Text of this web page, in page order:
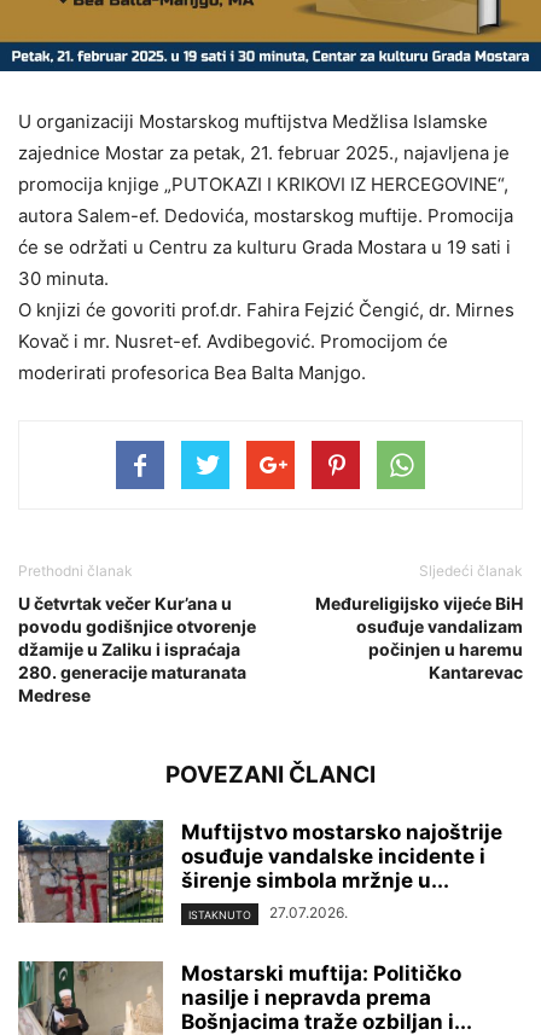
U organizaciji Mostarskog muftijstva Medžlisa Islamske
zajednice Mostar za petak, 21. februar 2025., najavljena je
promocija knjige „PUTOKAZI I KRIKOVI IZ HERCEGOVINE“,
autora Salem-ef. Dedovića, mostarskog muftije. Promocija
će se održati u Centru za kulturu Grada Mostara u 19 sati i
30 minuta.
O knjizi će govoriti prof.dr. Fahira Fejzić Čengić, dr. Mirnes
Kovač i mr. Nusret-ef. Avdibegović. Promocijom će
moderirati profesorica Bea Balta Manjgo.
Prethodni članak
U četvrtak večer Kur’ana u
povodu godišnjice otvorenje
džamije u Zaliku i ispraćaja
280. generacije maturanata
Medrese
Sljedeći članak
Međureligijsko vijeće BiH
osuđuje vandalizam
počinjen u haremu
Kantarevac
POVEZANI ČLANCI
Muftijstvo mostarsko najoštrije
osuđuje vandalske incidente i
širenje simbola mržnje u...
ISTAKNUTO 27.07.2026.
Mostarski muftija: Političko
nasilje i nepravda prema
Bošnjacima traže ozbiljan i...